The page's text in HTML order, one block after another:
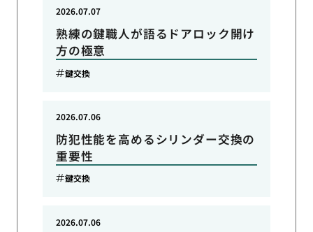
熟練の鍵職人が語るドアロック開け
方の極意
2026.07.07
鍵交換
防犯性能を高めるシリンダー交換の
重要性
2026.07.06
鍵交換
2026.07.06